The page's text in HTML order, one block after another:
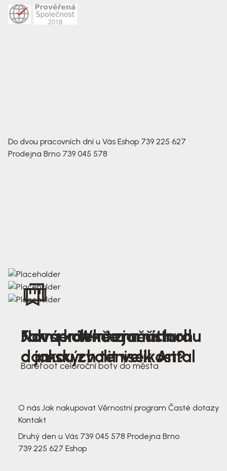
Do dvou pracovních dní u Vás Eshop 739 225 627
Prodejna Brno 739 045 578
Nová kolekce jarních
dámských tenisek Antal
Jak správně změřit nohu
a jakou zvolit velikost?
Farmer Winter mustard
Barefoot celoroční boty do města
O nás Jak nakupovat Věrnostní program Časté dotazy
Kontakt
Druhý den u Vás 739 045 578 Prodejna Brno
739 225 627 Eshop